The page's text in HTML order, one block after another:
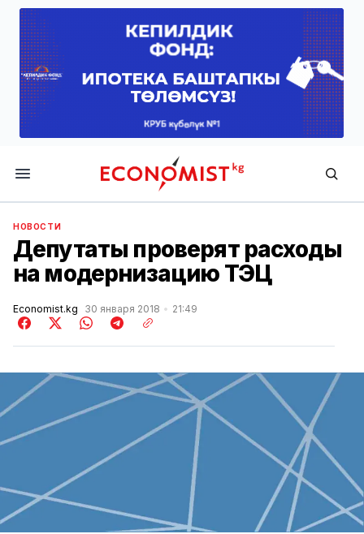
Economist.kg
НОВОСТИ
Депутаты проверят расходы
на модернизацию ТЭЦ
Economist.kg 30 января 2018 21:49